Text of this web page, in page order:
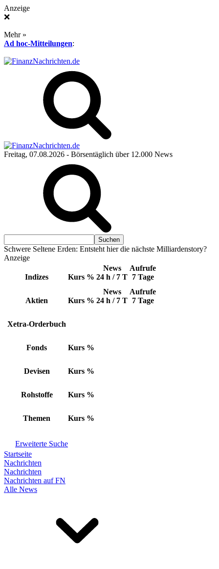
Anzeige
❌
Mehr »
Ad hoc-Mitteilungen:
Freitag, 07.08.2026 - Börsentäglich über 12.000 News
Schwere Seltene Erden: Entsteht hier die nächste Milliardenstory?
Anzeige
Indizes Kurs %
News
24 h / 7 T
Aufrufe
7 Tage
Aktien Kurs %
News
24 h / 7 T
Aufrufe
7 Tage
Xetra-Orderbuch
Fonds Kurs %
Devisen Kurs %
Rohstoffe Kurs %
Themen Kurs %
Erweiterte Suche
Startseite
Nachrichten
Nachrichten
Nachrichten auf FN
Alle News